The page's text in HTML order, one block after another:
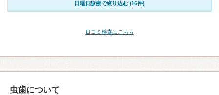
日曜日診療で絞り込む (16件)
口コミ検索はこちら
虫歯について